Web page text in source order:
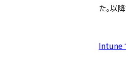
た。以
Intune